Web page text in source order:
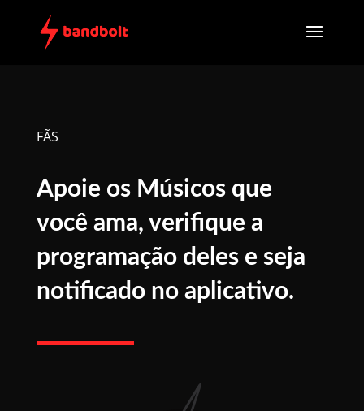
FÃS
Apoie os Músicos que
você ama, verifique a
programação deles e seja
notificado no aplicativo.